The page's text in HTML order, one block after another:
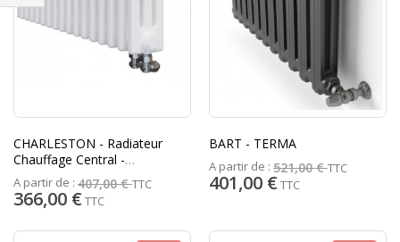
CHARLESTON - Radiateur
Chauffage Central -
ZEHNDER
A partir de : 407,00 €TTC
366,00 €TTC
BART - TERMA
A partir de : 521,00 €TTC
401,00 €TTC